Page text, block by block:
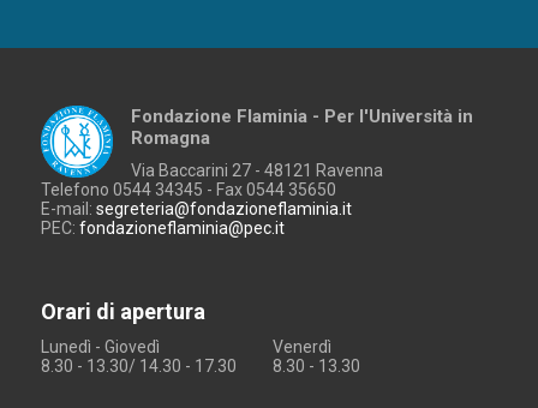
Fondazione Flaminia - Per l'Università in
Romagna
Via Baccarini 27 - 48121 Ravenna
Telefono 0544 34345 - Fax 0544 35650
E-mail:segreteria@fondazioneflaminia.it
PEC:fondazioneflaminia@pec.it
Orari di apertura
Lunedì - Giovedì
8.30 - 13.30/ 14.30 - 17.30
Venerdì
8.30 - 13.30